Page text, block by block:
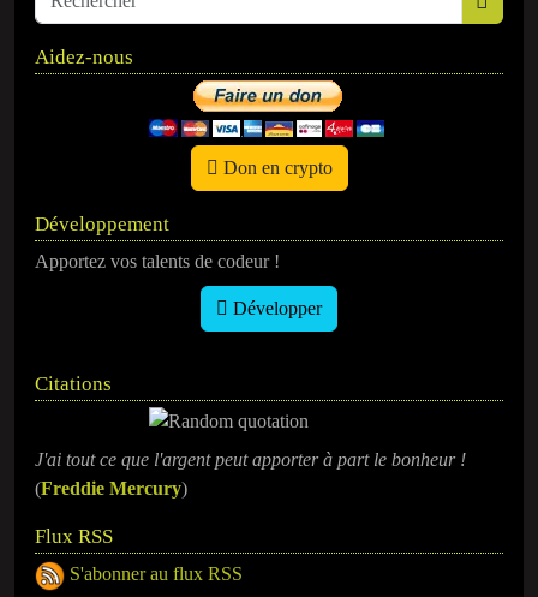
Aidez-nous
Don en crypto
Développement
Apportez vos talents de codeur !
Développer
Citations
J'ai tout ce que l'argent peut apporter à part le bonheur !
(Freddie Mercury)
Flux RSS
S'abonner au flux RSS